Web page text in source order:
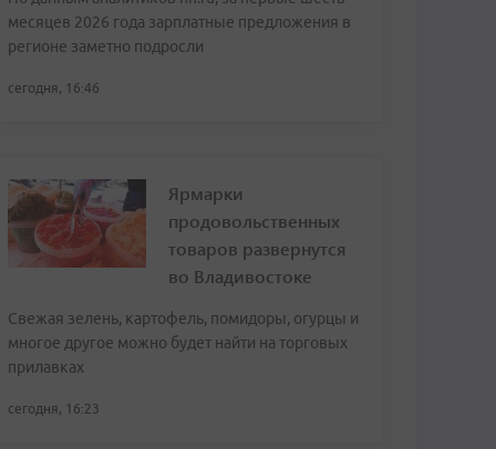
месяцев 2026 года зарплатные предложения в
регионе заметно подросли
сегодня, 16:46
Ярмарки
продовольственных
товаров развернутся
во Владивостоке
Свежая зелень, картофель, помидоры, огурцы и
многое другое можно будет найти на торговых
прилавках
сегодня, 16:23